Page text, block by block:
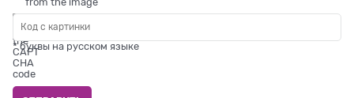
* буквы на русском языке